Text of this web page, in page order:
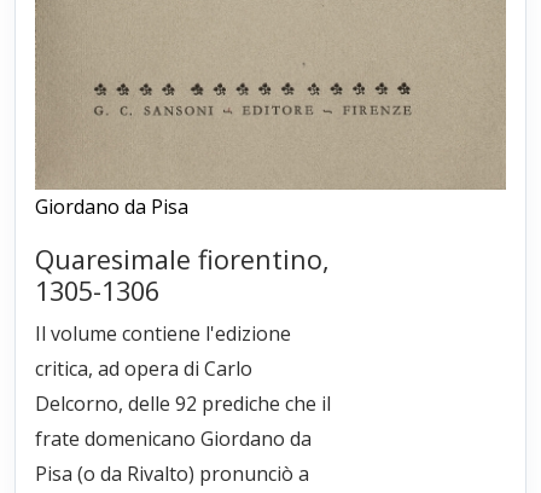
Giordano da Pisa
Quaresimale fiorentino,
1305-1306
Il volume contiene l'edizione
critica, ad opera di Carlo
Delcorno, delle 92 prediche che il
frate domenicano Giordano da
Pisa (o da Rivalto) pronunciò a